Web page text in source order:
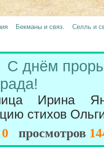
Бекманы и связ. Селль и
С днём
Ирина
стихов
0 просмотров